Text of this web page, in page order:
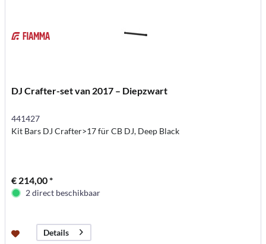
DJ Crafter-set van 2017 – Diepzwart
441427
Kit Bars DJ Crafter>17 für CB DJ, Deep Black
€ 214,00 *
2 direct beschikbaar
Details